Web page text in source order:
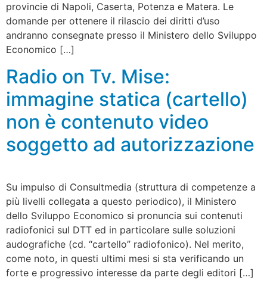
provincie di Napoli, Caserta, Potenza e Matera. Le
domande per ottenere il rilascio dei diritti d’uso
andranno consegnate presso il Ministero dello Sviluppo
Economico […]
Radio on Tv. Mise:
immagine statica (cartello)
non è contenuto video
soggetto ad autorizzazione
Su impulso di Consultmedia (struttura di competenze a
più livelli collegata a questo periodico), il Ministero
dello Sviluppo Economico si pronuncia sui contenuti
radiofonici sul DTT ed in particolare sulle soluzioni
audografiche (cd. “cartello” radiofonico). Nel merito,
come noto, in questi ultimi mesi si sta verificando un
forte e progressivo interesse da parte degli editori […]